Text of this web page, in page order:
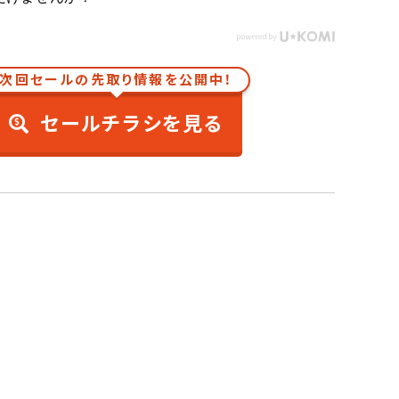
次回セールの先取り情報を公開中！
セールチラシを見る